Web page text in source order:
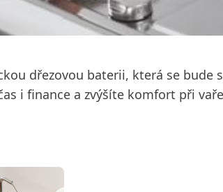
dřezovou baterii, která se
i finance a zvýšíte komfort při